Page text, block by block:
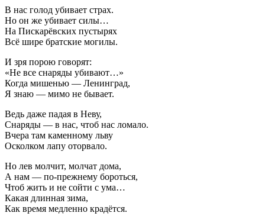
В нас голод убивает страх.
Но он же убивает силы…
На Пискарёвских пустырях
Всё шире братские могилы.
И зря порою говорят:
«Не все снаряды убивают…»
Когда мишенью — Ленинград,
Я знаю — мимо не бывает.
Ведь даже падая в Неву,
Снаряды — в нас, чтоб нас ломало.
Вчера там каменному льву
Осколком лапу оторвало.
Но лев молчит, молчат дома,
А нам — по-прежнему бороться,
Чтоб жить и не сойти с ума…
Какая длинная зима,
Как время медленно крадётся.